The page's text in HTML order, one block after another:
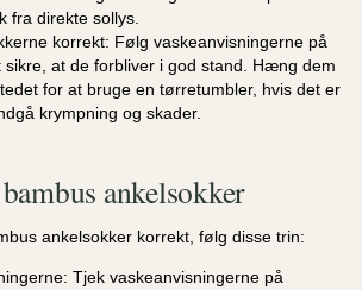
fra direkte sollys.
korrekt: Følg vaskeanvisningerne på
sikre, at de forbliver i god stand. Hæng dem
for at bruge en tørretumbler, hvis det er
krympning og skader.
ankelsokker
ankelsokker korrekt, følg disse trin:
Tjek vaskeanvisningerne på